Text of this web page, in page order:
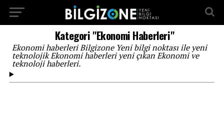
Kategori "Ekonomi Haberleri"
Ekonomi haberleri Bilgizone Yeni bilgi noktası ile yeni
teknolojik Ekonomi haberleri yeni çıkan Ekonomi ve
teknoloji haberleri.